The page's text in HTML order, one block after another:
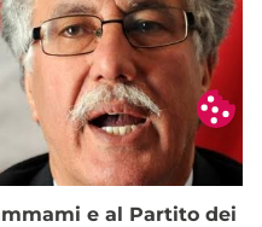
e al Partito dei